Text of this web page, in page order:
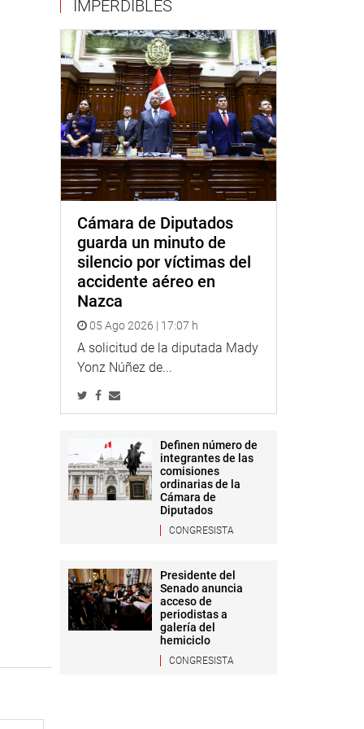
IMPERDIBLES
Cámara de Diputados
guarda un minuto de
silencio por víctimas del
accidente aéreo en
Nazca
05 Ago 2026 | 17:07 h
A solicitud de la diputada Mady
Yonz Núñez de...
Definen número de
integrantes de las
comisiones
ordinarias de la
Cámara de
Diputados
CONGRESISTA
Presidente del
Senado anuncia
acceso de
periodistas a
galería del
hemiciclo
CONGRESISTA